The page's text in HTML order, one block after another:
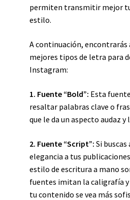
permiten transmitir mejor
estilo.
A continuación, encontrarás
mejores tipos de letra para
Instagram:
1. Fuente “Bold”: Esta
resaltar palabras clave o
que le da un aspecto audaz
2. Fuente “Script”: Si
elegancia a tus
estilo de escritura a mano
fuentes imitan la caligrafía y
tu contenido se vea más